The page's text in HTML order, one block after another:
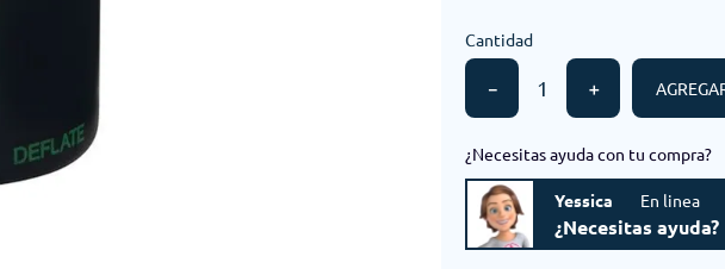
Cantidad
＋
－
¿Necesitas ayuda con tu compra?
Yessica En linea
¿Necesitas ayuda?